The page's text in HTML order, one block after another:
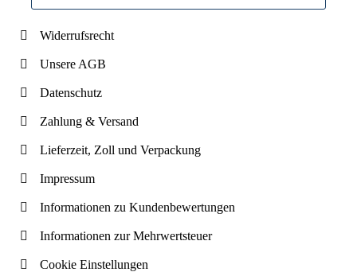
Widerrufsrecht
Unsere AGB
Datenschutz
Zahlung & Versand
Lieferzeit, Zoll und Verpackung
Impressum
Informationen zu Kundenbewertungen
Informationen zur Mehrwertsteuer
Cookie Einstellungen